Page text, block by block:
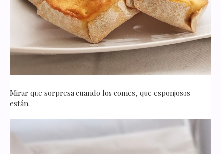
Mirar que sorpresa cuando los comes, que esponjosos
están.